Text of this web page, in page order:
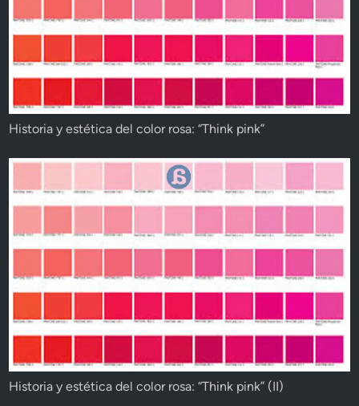
Historia y estética del color rosa: “Think pink”
Historia y estética del color rosa: “Think pink” (II)